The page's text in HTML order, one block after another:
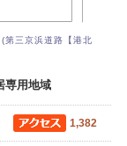
(第三京浜道路【港北
専用地域
1,382